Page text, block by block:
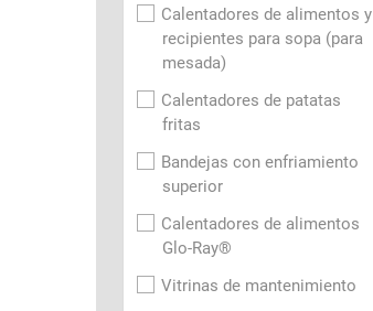
Calentadores de alimentos y
recipientes para sopa (para
mesada)
Calentadores de patatas
fritas
Bandejas con enfriamiento
superior
Calentadores de alimentos
Glo-Ray®
Vitrinas de mantenimiento